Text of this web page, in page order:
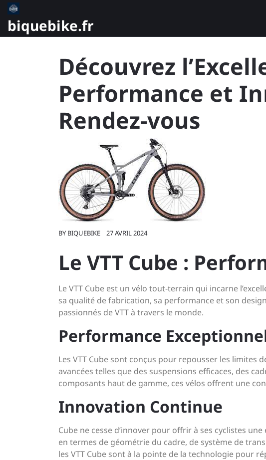
Skip
content
biquebike.fr
Découvrez
Performance et
Rendez-vous
BY BIQUEBIKE 27 AVRIL 2024
Le VTT Cube :
Le VTT Cube est un vélo tout-terrain qui incarne
sa qualité de fabrication, sa performance et son
passionnés de VTT à travers le monde.
Performance
Les VTT Cube sont conçus pour repousser les limites
avancées telles que des suspensions efficaces, des
composants haut de gamme, ces vélos offrent une
Innovation Continue
Cube ne cesse d’innover pour offrir à ses cyclistes
en termes de géométrie du cadre, de système de
les VTT Cube sont à la pointe de la technologie pour